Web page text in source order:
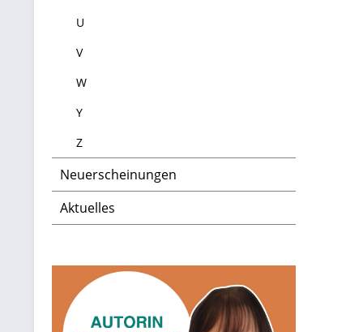
U
V
W
Y
Z
Neuerscheinungen
Aktuelles